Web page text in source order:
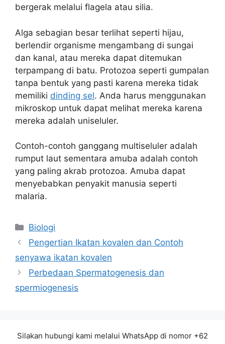
bergerak melalui flagela atau silia.
Alga sebagian besar terlihat seperti hijau,
berlendir organisme mengambang di sungai
dan kanal, atau mereka dapat ditemukan
terpampang di batu. Protozoa seperti gumpalan
tanpa bentuk yang pasti karena mereka tidak
memiliki dinding sel. Anda harus menggunakan
mikroskop untuk dapat melihat mereka karena
mereka adalah uniseluler.
Contoh-contoh ganggang multiseluler adalah
rumput laut sementara amuba adalah contoh
yang paling akrab protozoa. Amuba dapat
menyebabkan penyakit manusia seperti
malaria.
Kategori
Biologi
Pengertian Ikatan kovalen dan Contoh
senyawa ikatan kovalen
Perbedaan Spermatogenesis dan
spermiogenesis
Silakan hubungi kami melalui WhatsApp di nomor +62